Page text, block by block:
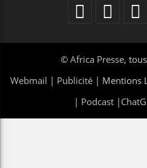
© Africa Presse,
Webmail | Publicité | Mentions
| Podcast|